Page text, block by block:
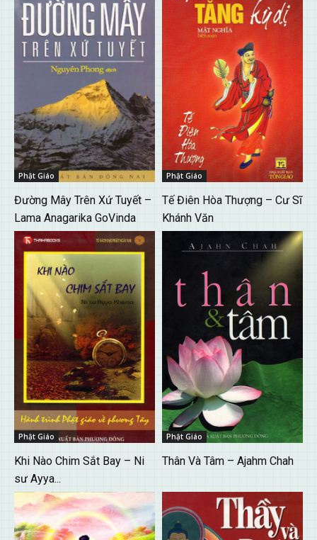
Phật Giáo
Đường Mây Trên Xứ Tuyết –
Lama Anagarika GoVinda
Phật Giáo
Tế Điên Hòa Thượng – Cư Sĩ
Khánh Văn
Phật Giáo
Khi Nào Chim Sắt Bay – Ni
sư Ayya...
Phật Giáo
Thân Và Tâm – Ajahm Chah